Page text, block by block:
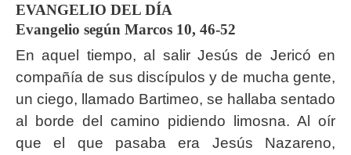
EVANGELIO DEL DÍA
Evangelio según Marcos 10, 46-52
En aquel tiempo, al salir Jesús de Jericó en
compañía de sus discípulos y de mucha gente,
un ciego, llamado Bartimeo, se hallaba sentado
al borde del camino pidiendo limosna. Al oír
que el que pasaba era Jesús Nazareno,